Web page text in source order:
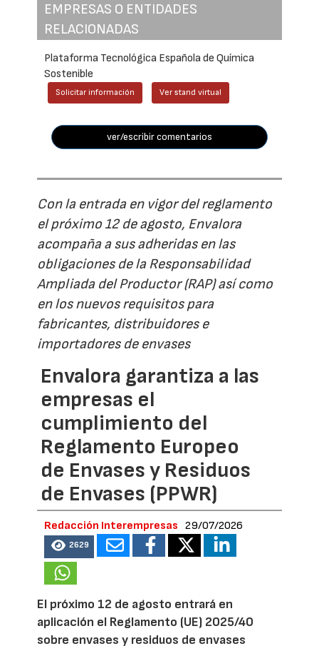
EMPRESAS O ENTIDADES
RELACIONADAS
Plataforma Tecnológica Española de Química
Sostenible
Solicitar información Ver stand virtual
ver/escribir comentarios
Con la entrada en vigor del reglamento
el próximo 12 de agosto, Envalora
acompaña a sus adheridas en las
obligaciones de la Responsabilidad
Ampliada del Productor (RAP) así como
en los nuevos requisitos para
fabricantes, distribuidores e
importadores de envases
Envalora garantiza a las
empresas el
cumplimiento del
Reglamento Europeo
de Envases y Residuos
de Envases (PPWR)
Redacción Interempresas 29/07/2026
2629
El próximo 12 de agosto entrará en
aplicación el Reglamento (UE) 2025/40
sobre envases y residuos de envases